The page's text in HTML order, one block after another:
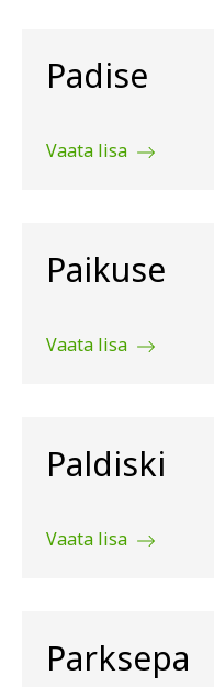
Padise
Vaata lisa
Paikuse
Vaata lisa
Paldiski
Vaata lisa
Parksepa